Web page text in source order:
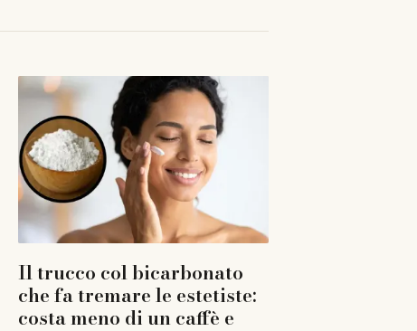
Il trucco col bicarbonato
che fa tremare le estetiste:
costa meno di un caffè e